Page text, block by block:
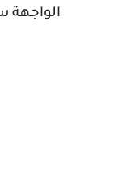
الواجهة